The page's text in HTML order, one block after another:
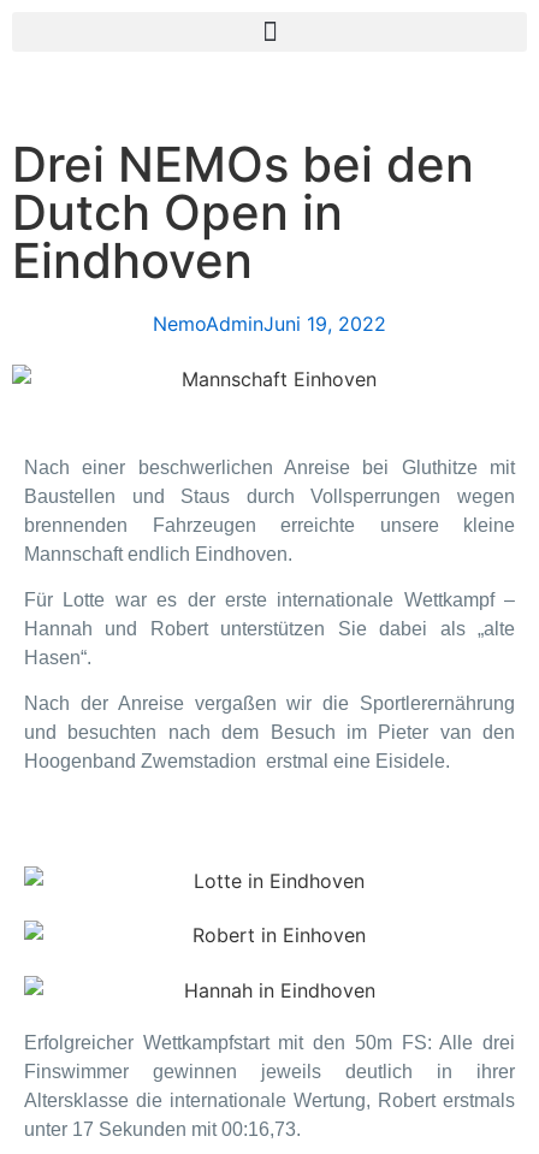
Drei NEMOs bei den
Dutch Open in
Eindhoven
NemoAdminJuni 19, 2022
Nach einer beschwerlichen Anreise bei Gluthitze mit
Baustellen und Staus durch Vollsperrungen wegen
brennenden Fahrzeugen erreichte unsere kleine
Mannschaft endlich Eindhoven.
Für Lotte war es der erste internationale Wettkampf –
Hannah und Robert unterstützen Sie dabei als „alte
Hasen“.
Nach der Anreise vergaßen wir die Sportlerernährung
und besuchten nach dem Besuch im Pieter van den
Hoogenband Zwemstadion erstmal eine Eisidele.
Erfolgreicher Wettkampfstart mit den 50m FS: Alle drei
Finswimmer gewinnen jeweils deutlich in ihrer
Altersklasse die internationale Wertung, Robert erstmals
unter 17 Sekunden mit 00:16,73.